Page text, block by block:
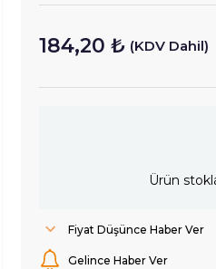
184,20 ₺ (KDV Dahil)
Ürün
Fiyat Düşünce Haber Ver
Gelince Haber Ver